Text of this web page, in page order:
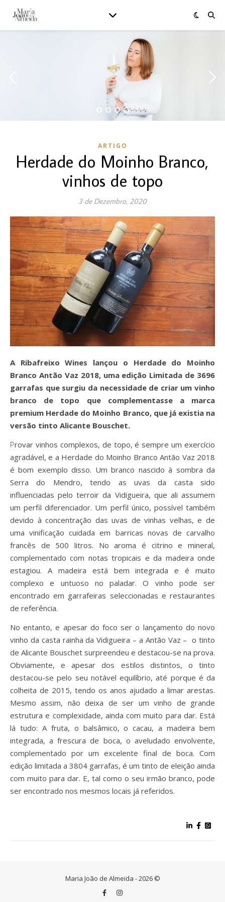
ARTIGO
Herdade do Moinho Branco,
vinhos de topo
3 de Dezembro, 2020
A Ribafreixo Wines lançou o Herdade do Moinho
Branco Antão Vaz 2018, uma edição Limitada de 3696
garrafas que surgiu da necessidade de criar um vinho
branco de topo que complementasse a marca
premium Herdade do Moinho Branco, que já existia na
versão tinto Alicante Bouschet.
Provar vinhos complexos, de topo, é sempre um exercício
agradável, e a Herdade do Moinho Branco Antão Vaz 2018
é bom exemplo disso. Um branco nascido à sombra da
Serra do Mendro, tendo as uvas da casta sido
influenciadas pelo terroir da Vidigueira, que ali assumem
um perfil diferenciador. Um perfil único, possível também
devido à concentração das uvas de vinhas velhas, e de
uma vinificação cuidada em barricas novas de carvalho
francês de 500 litros. No aroma é citrino e mineral,
complementado com notas tropicais e da madeira onde
estagiou. A madeira está bem integrada e é muito
complexo e untuoso no paladar. O vinho pode ser
encontrado em garrafeiras seleccionadas e restaurantes
de referência.
No entanto, e apesar do foco ser o lançamento do novo
vinho da casta rainha da Vidigueira – a Antão Vaz – o tinto
de Alicante Bouschet surpreendeu e destacou-se na prova.
Obviamente, e apesar dos estilos distintos, o tinto
destacou-se pelo seu notável equilíbrio, até porque é da
colheita de 2015, tendo os anos ajudado a limar arestas.
Mesmo assim, não deixa de ser um vinho de grande
estrutura e complexidade, ainda com muito para dar. Está
lá tudo: A fruta, o balsâmico, o cacau, a madeira bem
integrada, a frescura de boca, o aveludado envolvente,
complementado por um excelente final de boca. Com
edição limitada a 3804 garrafas, é um tinto de eleição ainda
com muito para dar. E, tal como o seu irmão branco, pode
ser encontrado nos mesmos locais já referidos.
Maria João de Almeida - 2026 ©